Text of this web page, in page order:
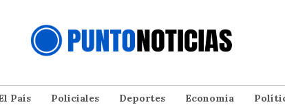
País Policiales Deportes Economía